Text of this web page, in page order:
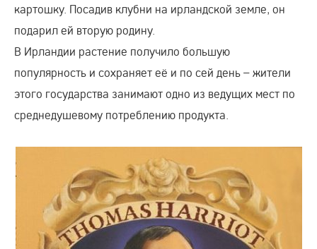
картошку. Посадив клубни на ирландской земле, он
подарил ей вторую родину.
В Ирландии растение получило большую
популярность и сохраняет её и по сей день – жители
этого государства занимают одно из ведущих мест по
среднедушевому потреблению продукта.